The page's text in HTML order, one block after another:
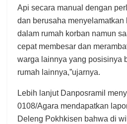
Api secara manual dengan
dan berusaha menyelamatkan
dalam rumah korban namun
cepat membesar dan
warga lainnya yang posisinya
rumah lainnya,”ujarnya.
Lebih lanjut Danposramil
0108/Agara mendapatkan
Deleng Pokhkisen bahwa di